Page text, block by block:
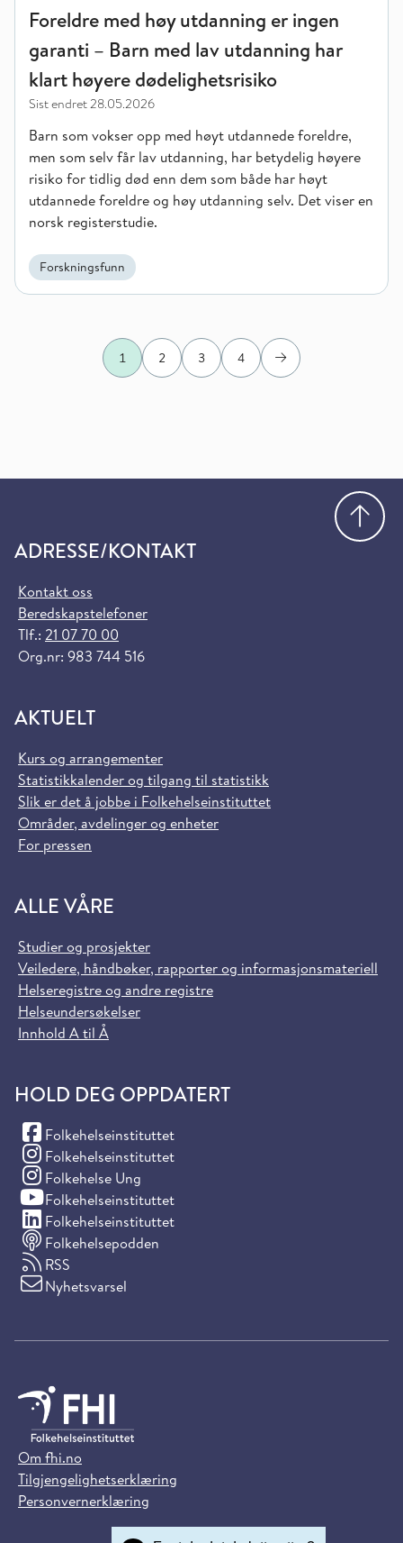
Foreldre med høy utdanning er ingen
garanti – Barn med lav utdanning har
klart høyere dødelighetsrisiko
Sist endret28.05.2026
Barn som vokser opp med høyt utdannede foreldre,
men som selv får lav utdanning, har betydelig høyere
risiko for tidlig død enn dem som både har høyt
utdannede foreldre og høy utdanning selv. Det viser en
norsk registerstudie.
Forskningsfunn
1 2 3 4 Neste
ADRESSE/KONTAKT
Kontakt oss
Beredskapstelefoner
Tlf.: 21 07 70 00
Org.nr: 983 744 516
AKTUELT
Kurs og arrangementer
Statistikkalender og tilgang til statistikk
Slik er det å jobbe i Folkehelseinstituttet
Områder, avdelinger og enheter
For pressen
ALLE VÅRE
Studier og prosjekter
Veiledere, håndbøker, rapporter og informasjonsmateriell
Helseregistre og andre registre
Helseundersøkelser
Innhold A til Å
HOLD DEG OPPDATERT
Folkehelseinstituttet
(Facebook)
Folkehelseinstituttet
(Instagram)
Folkehelse Ung
(Instagram)
Folkehelseinstituttet
(YouTube)
Folkehelseinstituttet
(LinkedIn)
Folkehelsepodden
RSS
Nyhetsvarsel
Om fhi.no
Tilgjengelighetserklæring
Personvernerklæring